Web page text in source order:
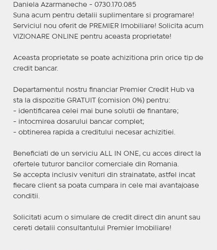
Daniela Azarmaneche - 0730.170.085
Suna acum pentru detalii suplimentare si programare!
Serviciul nou oferit de PREMIER Imobiliare! Solicita acum
VIZIONARE ONLINE pentru aceasta proprietate!
Aceasta proprietate se poate achizitiona prin orice tip de
credit bancar.
Departamentul nostru financiar Premier Credit Hub va
sta la dispozitie GRATUIT (comision 0%) pentru:
- identificarea celei mai bune solutii de finantare;
- intocmirea dosarului bancar complet;
- obtinerea rapida a creditului necesar achizitiei.
Beneficiati de un serviciu ALL IN ONE, cu acces direct la
ofertele tuturor bancilor comerciale din Romania.
Se accepta inclusiv venituri din strainatate, astfel incat
fiecare client sa poata cumpara in cele mai avantajoase
conditii.
Solicitati acum o simulare de credit direct din anunt sau
cereti detalii consultantului Premier Imobiliare!